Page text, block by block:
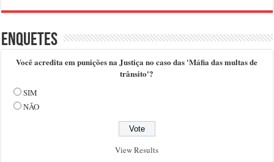
Enquetes
Você acredita em punições na Justiça no caso das 'Máfia das multas de
trânsito'?
SIM
NÃO
View Results